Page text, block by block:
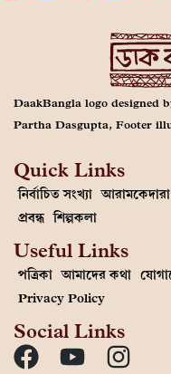
DaakBangla logo designed
Partha Dasgupta, Footer
Quick Links
নির্বাচিত সংখ্যা আরামকেদারা
প্রবন্ধ শিল্পকলা
Useful Links
পত্রিকা আমাদের কথা
Privacy Policy
Social Links